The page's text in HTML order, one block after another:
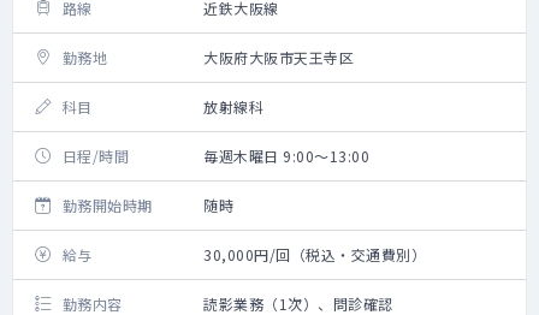
路線 近鉄大阪線
勤務地 大阪府大阪市天王寺区
科目 放射線科
日程/時間 毎週木曜日 9:00～13:00
勤務開始時期 随時
給与 30,000円/回（税込・交通費別）
勤務内容 読影業務（1次）、問診確認